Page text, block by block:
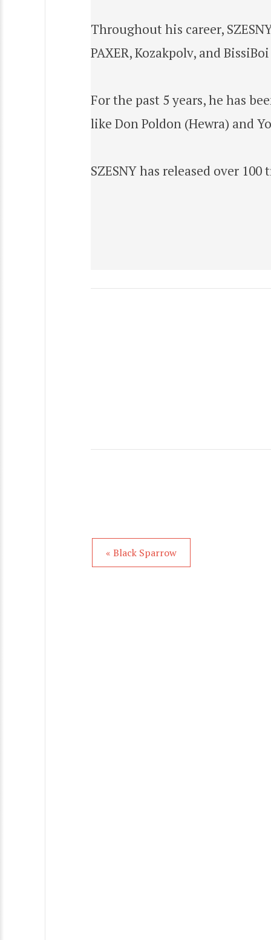
Throughout his career,
PAXER, Kozakpolv, and
For the past 5 years, he has
like Don Poldon (Hewra) and
SZESNY has released over
« Black Sparrow